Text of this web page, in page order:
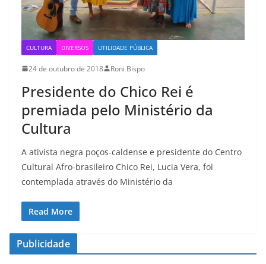
CULTURA DIVERSOS UTILIDADE PÚBLICA
24 de outubro de 2018 Roni Bispo
Presidente do Chico Rei é
premiada pelo Ministério da
Cultura
A ativista negra poços-caldense e presidente do Centro
Cultural Afro-brasileiro Chico Rei, Lucia Vera, foi
contemplada através do Ministério da
Read More
Publicidade